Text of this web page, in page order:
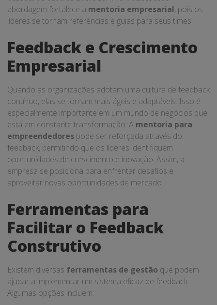
abordagem fortalece a mentoria empresarial, pois os
líderes se tornam referências e guias para seus times.
Feedback e Crescimento
Empresarial
Quando as organizações adotam uma cultura de feedback
contínuo, elas se tornam mais ágeis e adaptáveis. Isso é
especialmente importante em um mundo de negócios que
está em constante transformação. A mentoria para
empreendedores pode ser reforçada através do
feedback, permitindo que os líderes identifiquem
oportunidades de crescimento e inovação. Assim, a
empresa se posiciona para enfrentar desafios e
aproveitar novas oportunidades de mercado.
Ferramentas para
Facilitar o Feedback
Construtivo
Existem diversas ferramentas de gestão que podem
ajudar a implementar um sistema eficaz de feedback.
Algumas opções incluem: